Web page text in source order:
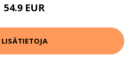
54.9 EUR
LISÄTIETOJA